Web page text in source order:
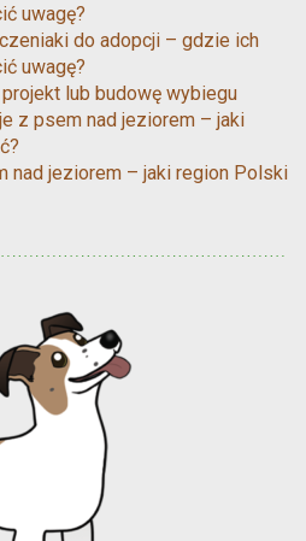
uwagę?
do adopcji – gdzie ich
uwagę?
lub budowę wybiegu
z psem nad jeziorem – jaki
nad jeziorem – jaki region Polski